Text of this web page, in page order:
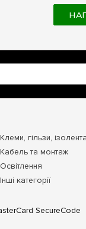
Клеми, гільзи, ізолента
Кабель та монтаж
Освітлення
Інші категорії